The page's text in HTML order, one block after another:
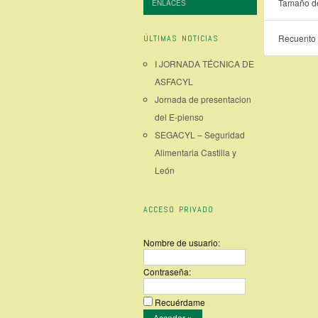
ENLACES
ÚLTIMAS NOTICIAS
I JORNADA TÉCNICA DE
ASFACYL
Jornada de presentacion
del E-pienso
SEGACYL – Seguridad
Alimentaria Castilla y
León
ACCESO PRIVADO
Nombre de usuario:
Contraseña:
Recuérdame
Tamaño